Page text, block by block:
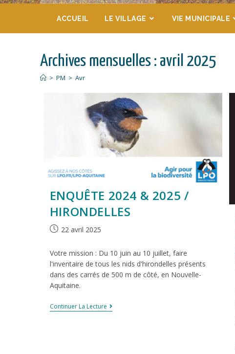
ACCUEIL LE VILLAGE VIE MUNICIPALE
Archives mensuelles : avril 2025
> PM > Avr
ENQUÊTE 2024 & 2025 /
HIRONDELLES
22 avril 2025
Votre mission : Du 10 juin au 10 juillet, faire
l'inventaire de tous les nids d'hirondelles présents
dans des carrés de 500 m de côté, en Nouvelle-
Aquitaine.
Continuer La Lecture